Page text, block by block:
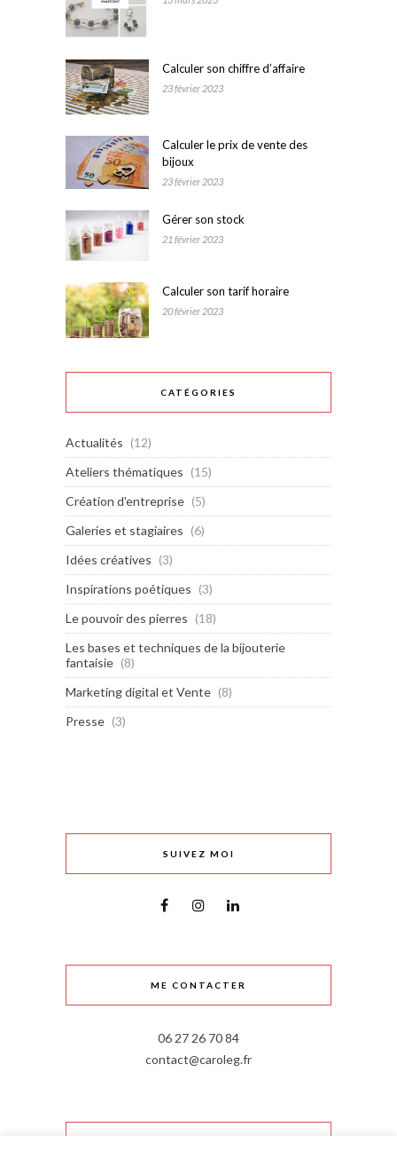
Calculer son chiffre d’affaire
23 février 2023
Calculer le prix de vente des
bijoux
23 février 2023
Gérer son stock
21 février 2023
Calculer son tarif horaire
20 février 2023
CATÉGORIES
Actualités (12)
Ateliers thématiques (15)
Création d'entreprise (5)
Galeries et stagiaires (6)
Idées créatives (3)
Inspirations poétiques (3)
Le pouvoir des pierres (18)
Les bases et techniques de la bijouterie
fantaisie (8)
Marketing digital et Vente (8)
Presse (3)
SUIVEZ MOI
ME CONTACTER
06 27 26 70 84
contact@caroleg.fr